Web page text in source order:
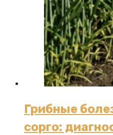
Грибные
сорго: